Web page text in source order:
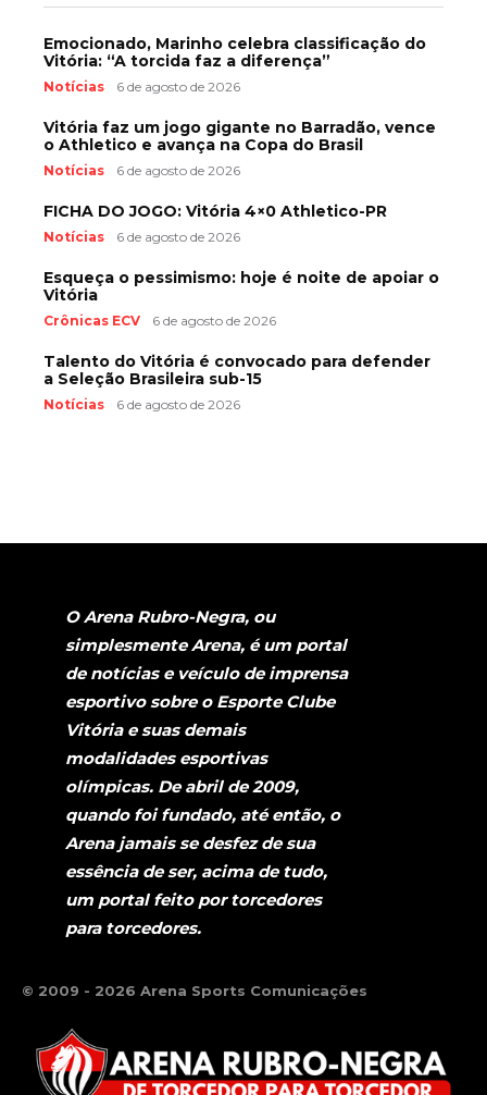
Emocionado, Marinho celebra classificação do
Vitória: “A torcida faz a diferença”
Notícias 6 de agosto de 2026
Vitória faz um jogo gigante no Barradão, vence
o Athletico e avança na Copa do Brasil
Notícias 6 de agosto de 2026
FICHA DO JOGO: Vitória 4×0 Athletico-PR
Notícias 6 de agosto de 2026
Esqueça o pessimismo: hoje é noite de apoiar o
Vitória
Crônicas ECV 6 de agosto de 2026
Talento do Vitória é convocado para defender
a Seleção Brasileira sub-15
Notícias 6 de agosto de 2026
O Arena Rubro-Negra, ou
simplesmente Arena, é um portal
de notícias e veículo de imprensa
esportivo sobre o Esporte Clube
Vitória e suas demais
modalidades esportivas
olímpicas. De abril de 2009,
quando foi fundado, até então, o
Arena jamais se desfez de sua
essência de ser, acima de tudo,
um portal feito por torcedores
para torcedores.
© 2009 - 2026 Arena Sports Comunicações